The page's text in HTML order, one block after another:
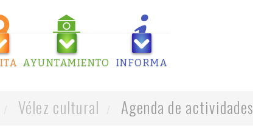
AYUNTAMIENTO INFORMA
Vélez cultural Agenda de actividades